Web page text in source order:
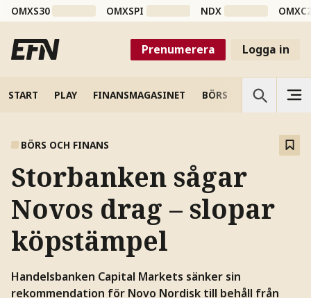
OMXS30 OMXSPI NDX
Prenumerera Logga in
START PLAY FINANSMAGASINET BÖRS VETENSKAP
BÖRS OCH FINANS
Storbanken sågar
Novos drag – slopar
köpstämpel
Handelsbanken Capital Markets sänker sin
rekommendation för Novo Nordisk till behåll från